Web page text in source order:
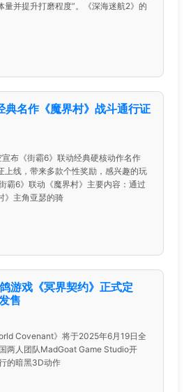
量并提升打磨程度”。《深海迷航2》的
典名作《魔界村》战斗通行证
布《街霸6》联动经典硬核动作名作
上线，带来多款个性奖励，感兴趣的玩
霸6》联动《魔界村》主要内容：通过
》主角亚瑟的骑
游戏《冥界契约》正式定
售
Covenant》将于2025年6月19日全
两人团队MadGoat Game Studio开
的暗黑3D动作